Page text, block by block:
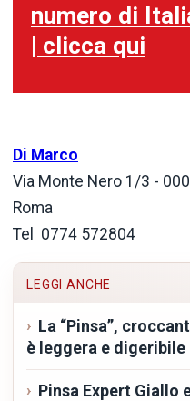
numero di
| clicca qui
Di Marco
Via Monte Nero 1/3 -
Roma
Tel 0774 572804
LEGGI ANCHE
La “Pinsa”,
è leggera e digeribile
Pinsa Expert Giallo